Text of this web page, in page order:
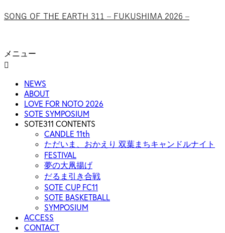
SONG OF THE EARTH 311 – FUKUSHIMA 2026 –
メニュー
NEWS
ABOUT
LOVE FOR NOTO 2026
SOTE SYMPOSIUM
SOTE311 CONTENTS
CANDLE 11th
ただいま、おかえり 双葉まちキャンドルナイト
FESTIVAL
夢の大凧揚げ
だるま引き合戦
SOTE CUP FC11
SOTE BASKETBALL
SYMPOSIUM
ACCESS
CONTACT